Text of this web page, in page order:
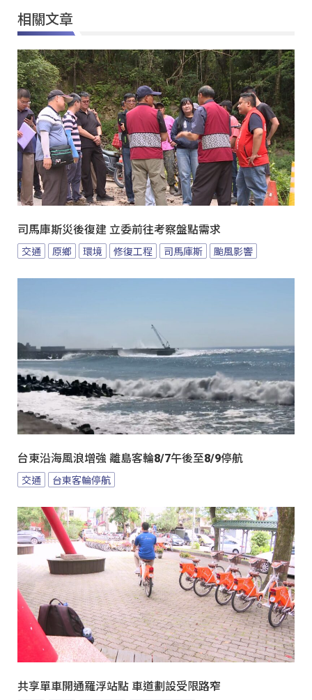
相關文章
司馬庫斯災後復建 立委前往考察盤點需求
交通 原鄉 環境 修復工程 司馬庫斯 颱風影響
台東沿海風浪增強 離島客輪8/7午後至8/9停航
交通 台東客輪停航
共享單車開通羅浮站點 車道劃設受限路窄